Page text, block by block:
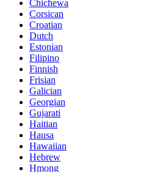
Chichewa
Corsican
Croatian
Dutch
Estonian
Filipino
Finnish
Frisian
Galician
Georgian
Gujarati
Haitian
Hausa
Hawaiian
Hebrew
Hmong